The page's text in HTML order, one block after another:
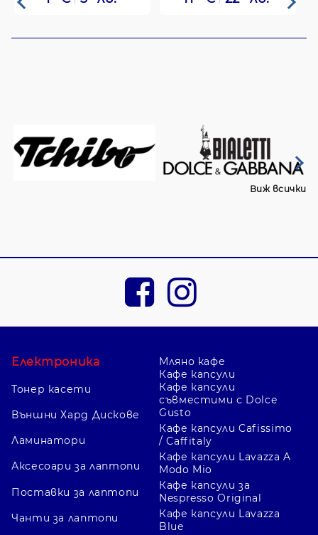
Виж всички
Електроника
Тонер касети
Външни Хард Дискове
Ламинатори
Аксесоари за лаптопи
Поставки за лаптопи
Чанти за лаптопи
Мляно кафе
Кафе капсули
Кафе капсули
съвместими с Dolce
Gusto
Кафе капсули Cafissimo
/ Caffitaly
Кафе капсули Lavazza A
Modo Mio
Кафе капсули за
Nespresso Original
Кафе капсули Lavazza
Blue